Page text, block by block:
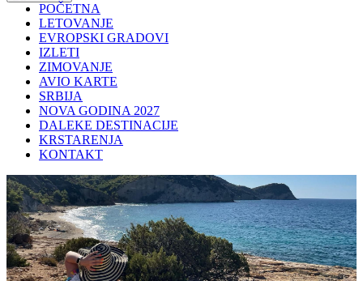
POČETNA
LETOVANJE
EVROPSKI GRADOVI
IZLETI
ZIMOVANJE
AVIO KARTE
SRBIJA
NOVA GODINA 2027
DALEKE DESTINACIJE
KRSTARENJA
KONTAKT